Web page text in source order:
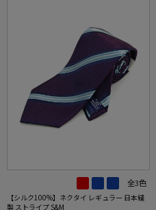
全3色
【シルク100%】ネクタイ レギュラー 日本縫
製 ストライプ S&M